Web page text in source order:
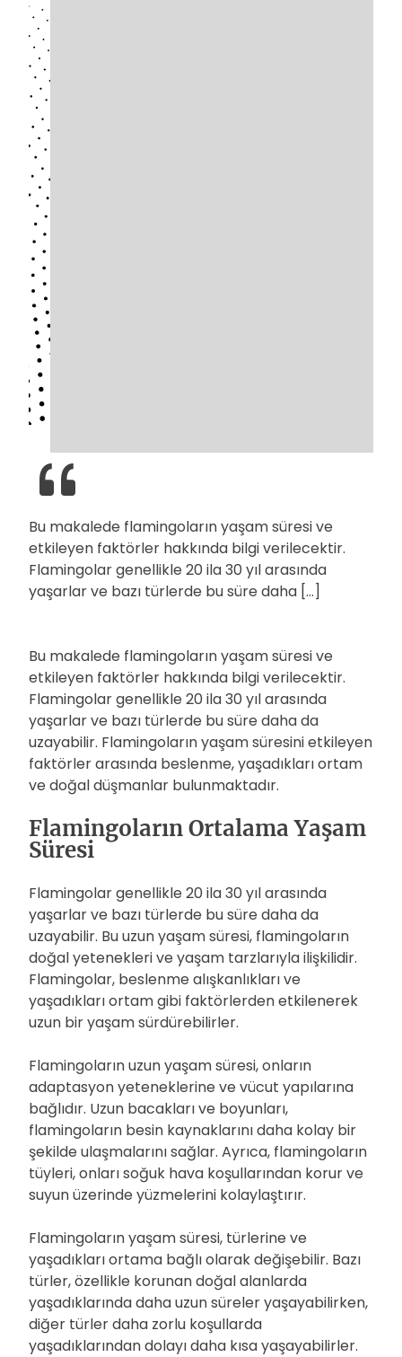
Bu makalede flamingoların yaşam süresi ve
etkileyen faktörler hakkında bilgi verilecektir.
Flamingolar genellikle 20 ila 30 yıl arasında
yaşarlar ve bazı türlerde bu süre daha […]
Bu makalede flamingoların yaşam süresi ve
etkileyen faktörler hakkında bilgi verilecektir.
Flamingolar genellikle 20 ila 30 yıl arasında
yaşarlar ve bazı türlerde bu süre daha da
uzayabilir. Flamingoların yaşam süresini etkileyen
faktörler arasında beslenme, yaşadıkları ortam
ve doğal düşmanlar bulunmaktadır.
Flamingoların Ortalama Yaşam
Süresi
Flamingolar genellikle 20 ila 30 yıl arasında
yaşarlar ve bazı türlerde bu süre daha da
uzayabilir. Bu uzun yaşam süresi, flamingoların
doğal yetenekleri ve yaşam tarzlarıyla ilişkilidir.
Flamingolar, beslenme alışkanlıkları ve
yaşadıkları ortam gibi faktörlerden etkilenerek
uzun bir yaşam sürdürebilirler.
Flamingoların uzun yaşam süresi, onların
adaptasyon yeteneklerine ve vücut yapılarına
bağlıdır. Uzun bacakları ve boyunları,
flamingoların besin kaynaklarını daha kolay bir
şekilde ulaşmalarını sağlar. Ayrıca, flamingoların
tüyleri, onları soğuk hava koşullarından korur ve
suyun üzerinde yüzmelerini kolaylaştırır.
Flamingoların yaşam süresi, türlerine ve
yaşadıkları ortama bağlı olarak değişebilir. Bazı
türler, özellikle korunan doğal alanlarda
yaşadıklarında daha uzun süreler yaşayabilirken,
diğer türler daha zorlu koşullarda
yaşadıklarından dolayı daha kısa yaşayabilirler.